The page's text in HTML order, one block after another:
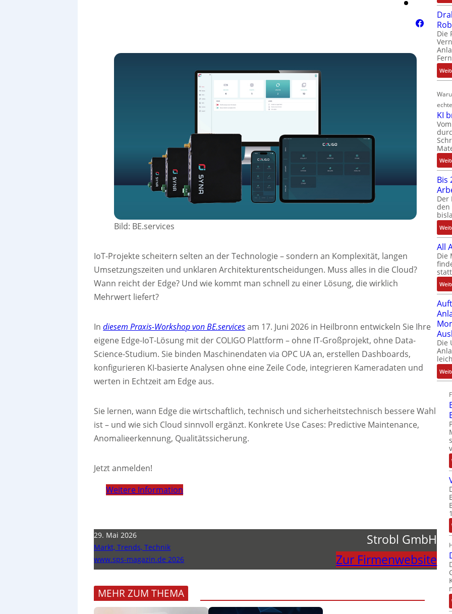
Bild: BE.services
IoT-Projekte scheitern selten an der Technologie – sondern an Komplexität, langen
Umsetzungszeiten und unklaren Architekturentscheidungen. Muss alles in die Cloud?
Wann reicht der Edge? Und wie kommt man schnell zu einer Lösung, die wirklich
Mehrwert liefert?
Indiesem Praxis-Workshop von BE.servicesam 17. Juni 2026 in Heilbronn entwickeln Sie Ihre
eigene Edge-IoT-Lösung mit der COLIGO Plattform – ohne IT-Großprojekt, ohne Data-
Science-Studium. Sie binden Maschinendaten via OPC UA an, erstellen Dashboards,
konfigurieren KI-basierte Analysen ohne eine Zeile Code, integrieren Kameradaten und
werten in Echtzeit am Edge aus.
Sie lernen, wann Edge die wirtschaftlich, technisch und sicherheitstechnisch bessere Wahl
ist – und wie sich Cloud sinnvoll ergänzt. Konkrete Use Cases: Predictive Maintenance,
Anomalieerkennung, Qualitätssicherung.
Jetzt anmelden!
Weitere Information
29. Mai 2026
Markt, Trends, Technik
www.sps-magazin.de 2026
Strobl GmbH
Zur Firmenwebsite
MEHR ZUM THEMA
Die
KI
Bis
Der
den
All
Die
Die